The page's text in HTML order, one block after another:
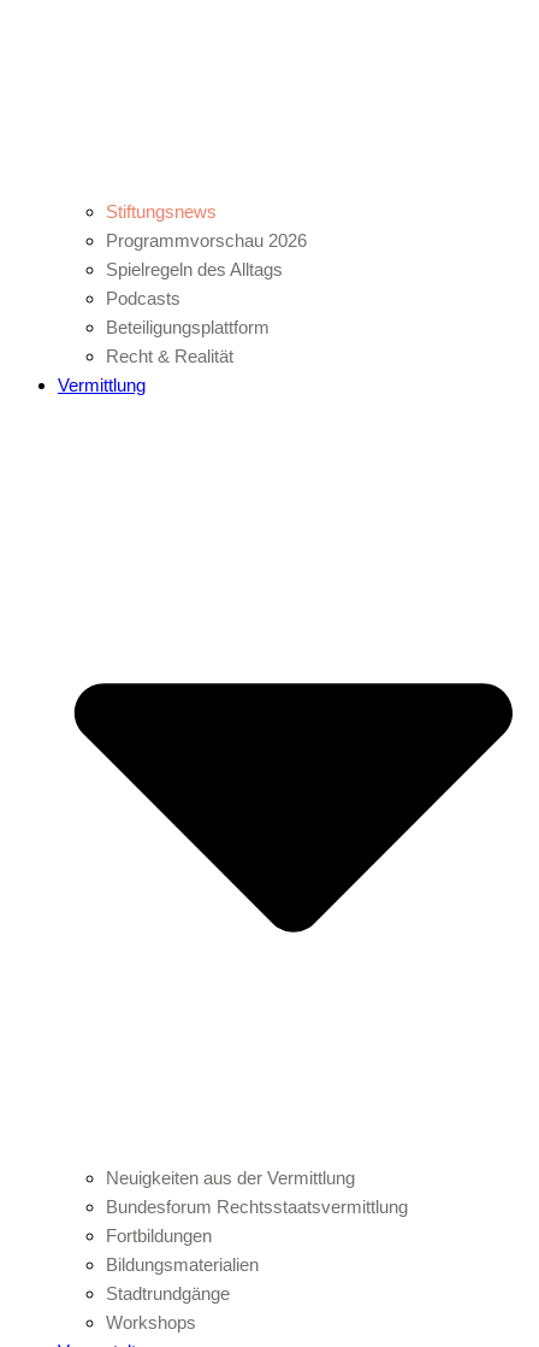
Stiftungsnews
Programmvorschau 2026
Spielregeln des Alltags
Podcasts
Beteiligungsplattform
Recht & Realität
Vermittlung
Neuigkeiten aus der Vermittlung
Bundesforum Rechtsstaatsvermittlung
Fortbildungen
Bildungsmaterialien
Stadtrundgänge
Workshops